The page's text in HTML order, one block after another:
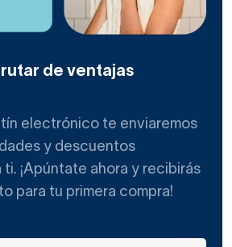
de ventajas
electrónico te enviaremos
y descuentos
¡Apúntate ahora y recibirás
para tu primera compra!